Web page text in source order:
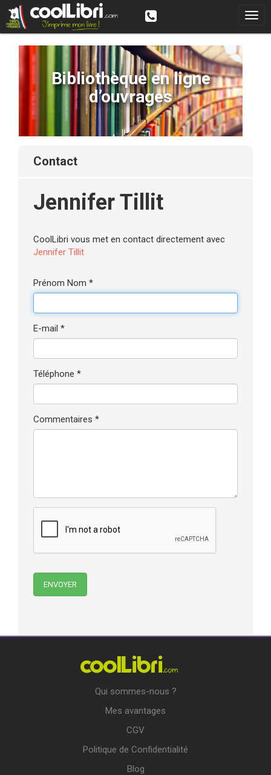
Bibliothèque en ligne
d’ouvrages
contact
Jennifer Tillit
CoolLibri vous met en contact directement avec
Jennifer Tillit
Prénom Nom *
E-mail *
Téléphone *
Commentaires *
Qui sommes-nous ?
Mes avantages
CGV
Politique de Confidentialité
Blog